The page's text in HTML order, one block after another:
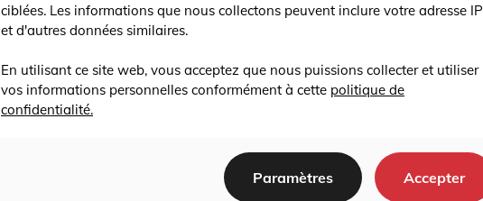
ciblées. Les informations que nous collectons peuvent inclure votre adresse IP
et d'autres données similaires.
En utilisant ce site web, vous acceptez que nous puissions collecter et utiliser
vos informations personnelles conformément à cette politique de
confidentialité.
Paramètres Accepter